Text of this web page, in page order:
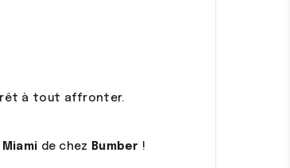
à tout affronter.
de chez Bumber !